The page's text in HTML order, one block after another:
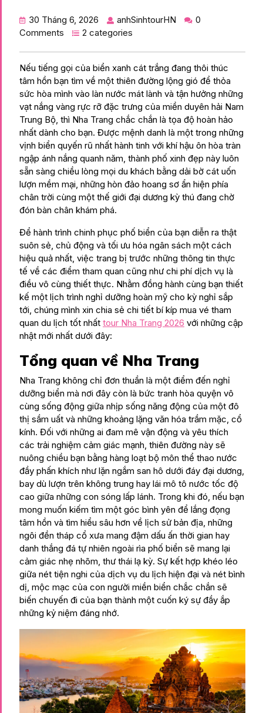
30 Tháng 6, 2026 anhSinhtourHN
0
Comments
2 categories
Nếu tiếng gọi của biển xanh cát trắng đang thôi thúc
tâm hồn bạn tìm về một thiên đường lộng gió để thỏa
sức hòa mình vào làn nước mát lành và tận hưởng những
vạt nắng vàng rực rỡ đặc trưng của miền duyên hải Nam
Trung Bộ, thì Nha Trang chắc chắn là tọa độ hoàn hảo
nhất dành cho bạn. Được mệnh danh là một trong những
vịnh biển quyến rũ nhất hành tinh với khí hậu ôn hòa tràn
ngập ánh nắng quanh năm, thành phố xinh đẹp này luôn
sẵn sàng chiều lòng mọi du khách bằng dải bờ cát uốn
lượn mềm mại, những hòn đảo hoang sơ ẩn hiện phía
chân trời cùng một thế giới đại dương kỳ thú đang chờ
đón bàn chân khám phá.
Để hành trình chinh phục phố biển của bạn diễn ra thật
suôn sẻ, chủ động và tối ưu hóa ngân sách một cách
hiệu quả nhất, việc trang bị trước những thông tin thực
tế về các điểm tham quan cũng như chi phí dịch vụ là
điều vô cùng thiết thực. Nhằm đồng hành cùng bạn thiết
kế một lịch trình nghỉ dưỡng hoàn mỹ cho kỳ nghỉ sắp
tới, chúng mình xin chia sẻ chi tiết bí kíp mua vé tham
quan du lịch tốt nhất tour Nha Trang 2026 với những cập
nhật mới nhất dưới đây:
Tổng quan về Nha Trang
Nha Trang không chỉ đơn thuần là một điểm đến nghỉ
dưỡng biển mà nơi đây còn là bức tranh hòa quyện vô
cùng sống động giữa nhịp sống năng động của một đô
thị sầm uất và những khoảng lặng văn hóa trầm mặc, cổ
kính. Đối với những ai đam mê vận động và yêu thích
các trải nghiệm cảm giác mạnh, thiên đường này sẽ
nuông chiều bạn bằng hàng loạt bộ môn thể thao nước
đầy phấn khích như lặn ngắm san hô dưới đáy đại dương,
bay dù lượn trên không trung hay lái mô tô nước tốc độ
cao giữa những con sóng lấp lánh. Trong khi đó, nếu bạn
mong muốn kiếm tìm một góc bình yên để lắng đọng
tâm hồn và tìm hiểu sâu hơn về lịch sử bản địa, những
ngôi đền tháp cổ xưa mang đậm dấu ấn thời gian hay
danh thắng đá tự nhiên ngoài rìa phố biển sẽ mang lại
cảm giác nhẹ nhõm, thư thái lạ kỳ. Sự kết hợp khéo léo
giữa nét tiện nghi của dịch vụ du lịch hiện đại và nét bình
dị, mộc mạc của con người miền biển chắc chắn sẽ
biến chuyến đi của bạn thành một cuốn ký sự đầy ắp
những kỷ niệm đáng nhớ.